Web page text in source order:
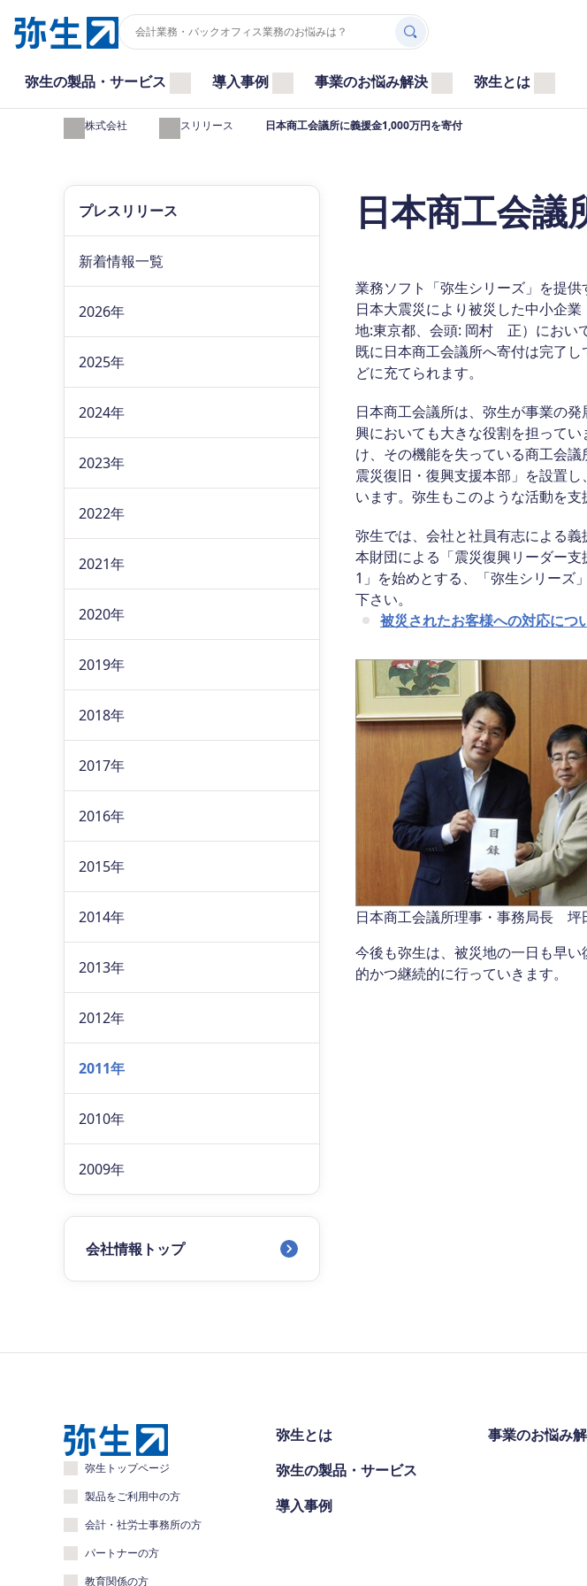
弥生の製品・サービス 導入事例 事業のお悩み解決 弥生とは
弥生株式会社 プレスリリース 日本商工会議所に義援金1,000万円を寄付
日本商工会議
業務ソフト「弥生シリーズ」を提
日本大震災により被災した中小企
地:東京都、会頭: 岡村 正）におい
既に日本商工会議所へ寄付は完了
どに充てられます。
日本商工会議所は、弥生が事業の
興においても大きな役割を担って
け、その機能を失っている商工会
震災復旧・復興支援本部」を設置
います。弥生もこのような活動を
弥生では、会社と社員有志による
本財団による「震災復興リーダー
1」を始めとする、「弥生シリーズ
下さい。
被災されたお客様への対応につ
日本商工会議所理事・事務局長 坪
今後も弥生は、被災地の一日も早
的かつ継続的に行っていきます。
プレスリリース
新着情報一覧
2026年
2025年
2024年
2023年
2022年
2021年
2020年
2019年
2018年
2017年
2016年
2015年
2014年
2013年
2012年
2011年
2010年
2009年
会社情報トップ
弥生トップページ
製品をご利用中の方
会計・社労士事務所の方
パートナーの方
教育関係の方
弥生とは
弥生の製品・サービス
導入事例
事業のお悩み